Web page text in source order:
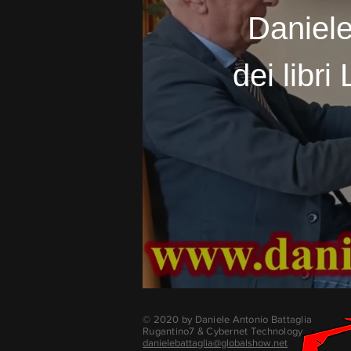
dei libri
© 2020 by Daniele Antonio Battaglia
Rugantino7 & Cybernet Technology
danielebattaglia@globalshow.net